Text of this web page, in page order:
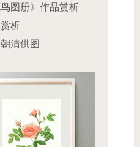
图册》作品赏析
析
清供图